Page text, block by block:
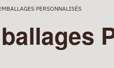
PERSONNALISÉS